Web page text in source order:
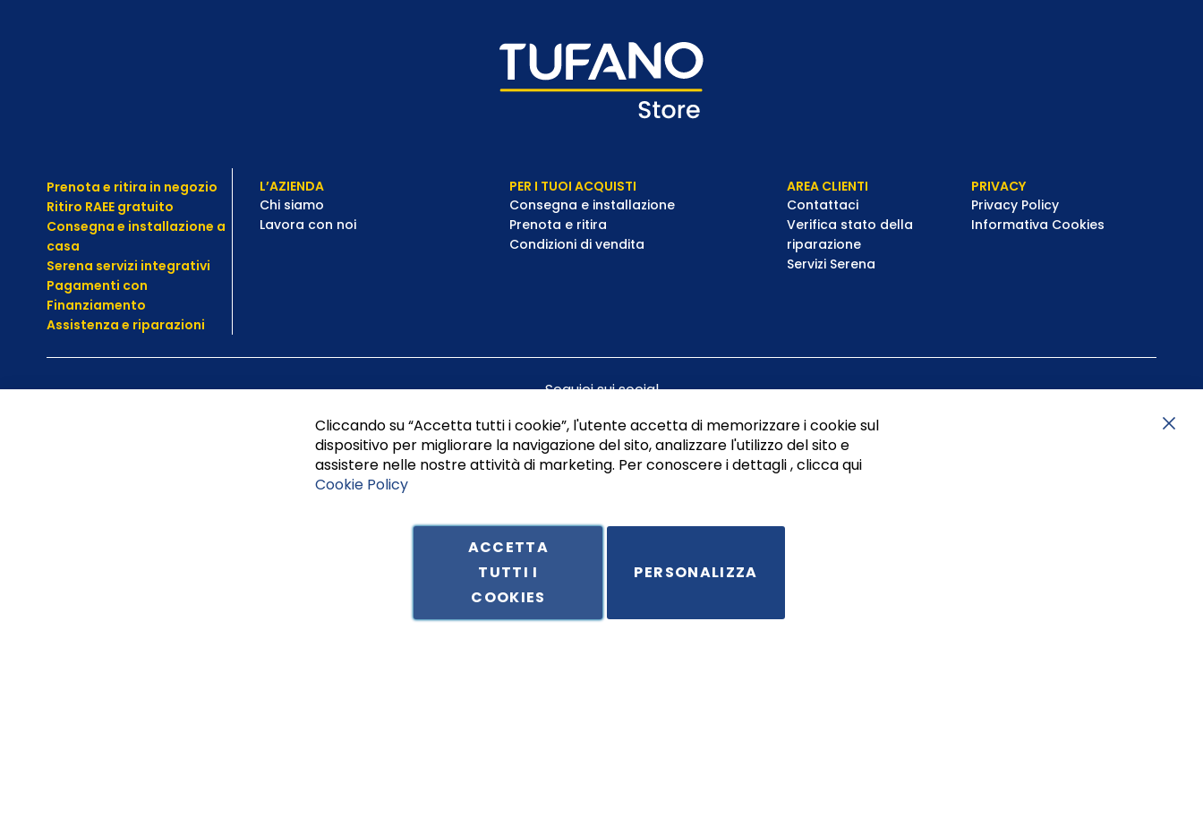
Prenota e ritira in negozio
Ritiro RAEE gratuito
Consegna e installazione a
casa
Serena servizi integrativi
Pagamenti con
Finanziamento
Assistenza e riparazioni
L’AZIENDA
Chi siamo
Lavora con noi
PER I TUOI ACQUISTI
Consegna e installazione
Prenota e ritira
Condizioni di vendita
AREA CLIENTI
Contattaci
Verifica stato della
riparazione
Servizi Serena
PRIVACY
Privacy Policy
Informativa Cookies
Seguici sui social
Tufano Teresa S.r.l’. Cap. Soc. i.v. € 312.000,00 - Sede legale in Via Principe di Piemonte 199, cap. 80026 Casoria (NA) - C.F. 05834470634 - P.I. 01465221214, iscritta alla C.C.I.A.A.
Cliccando su “Accetta tutti i cookie”, l'utente accetta di memorizzare i cookie sul
dispositivo per migliorare la navigazione del sito, analizzare l'utilizzo del sito e
assistere nelle nostre attività di marketing. Per conoscere i dettagli , clicca qui
Cookie Policy
ACCETTA
TUTTI I
COOKIES
PERSONALIZZA